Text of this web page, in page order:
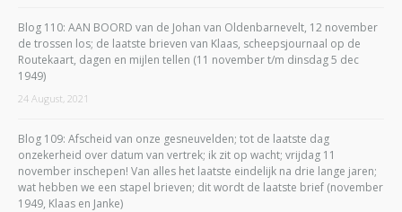
Blog 110: AAN BOORD van de Johan van Oldenbarnevelt, 12 november
de trossen los; de laatste brieven van Klaas, scheepsjournaal op de
Routekaart, dagen en mijlen tellen (11 november t/m dinsdag 5 dec
1949)
24 August, 2021
Blog 109: Afscheid van onze gesneuvelden; tot de laatste dag
onzekerheid over datum van vertrek; ik zit op wacht; vrijdag 11
november inschepen! Van alles het laatste eindelijk na drie lange jaren;
wat hebben we een stapel brieven; dit wordt de laatste brief (november
1949, Klaas en Janke)